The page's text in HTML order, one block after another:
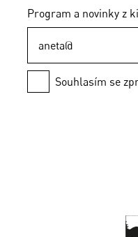
Program a novinky z
Souhlasím se